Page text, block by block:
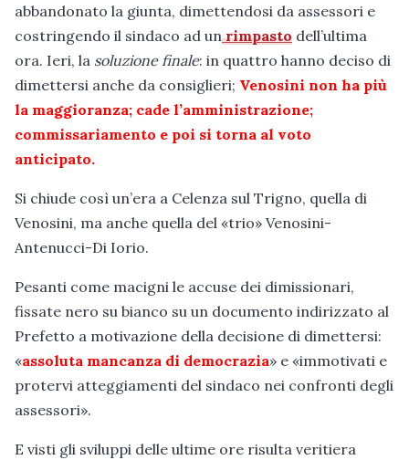
abbandonato la giunta, dimettendosi da assessori e
costringendo il sindaco ad unrimpasto dell’ultima
ora. Ieri, la soluzione finale: in quattro hanno deciso di
dimettersi anche da consiglieri; Venosini non ha più
la maggioranza; cade l’amministrazione;
commissariamento e poi si torna al voto
anticipato.
Si chiude così un’era a Celenza sul Trigno, quella di
Venosini, ma anche quella del «trio» Venosini-
Antenucci-Di Iorio.
Pesanti come macigni le accuse dei dimissionari,
fissate nero su bianco su un documento indirizzato al
Prefetto a motivazione della decisione di dimettersi:
«assoluta mancanza di democrazia» e «immotivati e
protervi atteggiamenti del sindaco nei confronti degli
assessori».
E visti gli sviluppi delle ultime ore risulta veritiera